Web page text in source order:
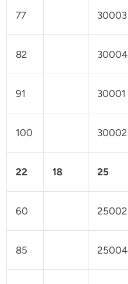
77 30003
82 30004
91 30001
100 30002
22 18 25
60 25002
85 25004